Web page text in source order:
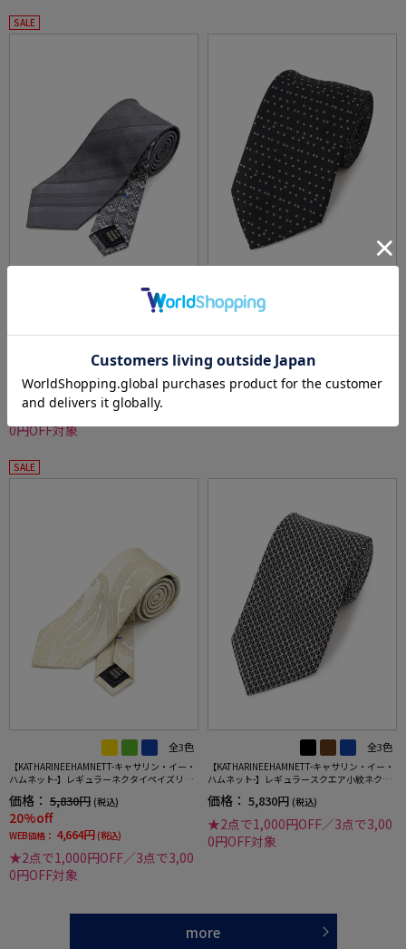
SALE
全3色
ハムネット-】クレリックネクタイストライプ
(税込)
WEB価格： 4,664円 (税込)
★2点で1,000円OFF／3点で3,00
0円OFF対象
ハムネット-】レギュラーマイクロ小紋ネクタ
価格： 5,830円 (税込)
★2点で1,000円OFF／3点で3,00
0円OFF対象
SALE
全3色
【KATHARINEEHAMNETT-キャサリン・イー・
ハムネット-】レギュラーネクタイペイズリー
価格： 5,830円 (税込)
20%off
WEB価格： 4,664円 (税込)
★2点で1,000円OFF／3点で3,00
0円OFF対象
全3色
【KATHARINEEHAMNETT-キャサリン・イー・
ハムネット-】レギュラースクエア小紋ネクタ
価格： 5,830円 (税込)
★2点で1,000円OFF／3点で3,00
0円OFF対象
more